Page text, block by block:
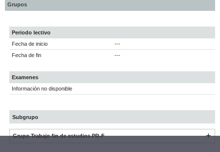
Grupos
Periodo lectivo
Fecha de inicio
---
Fecha de fin
---
Examenes
Información no disponible
Subgrupo
Grupo Trabajo fin de estudios PR-F